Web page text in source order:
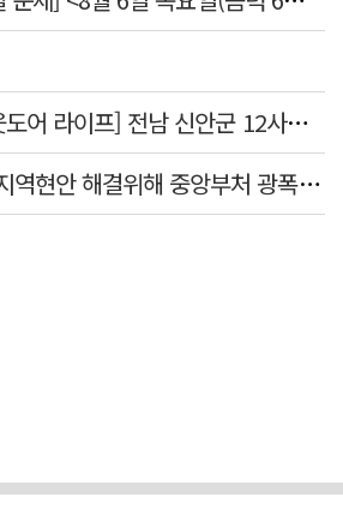
[김도훈 기자의 아웃도어 라이프] 전남 신안군 12사도 순례길…나를 찾아 떠나는 힐링 여행
전화식 성주군수…지역현안 해결위해 중앙부처 광폭 행보